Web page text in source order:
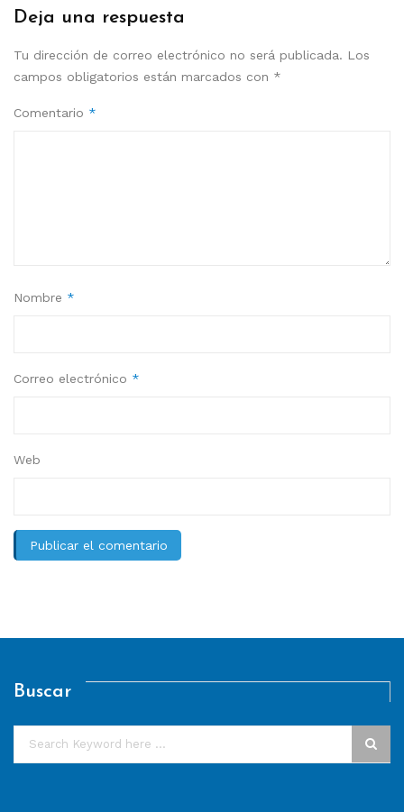
Deja una respuesta
Tu dirección de correo electrónico no será publicada. Los
campos obligatorios están marcados con *
Comentario *
Nombre *
Correo electrónico *
Web
Buscar